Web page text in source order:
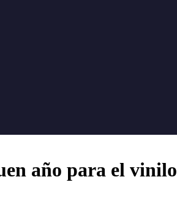
año para el vinilo